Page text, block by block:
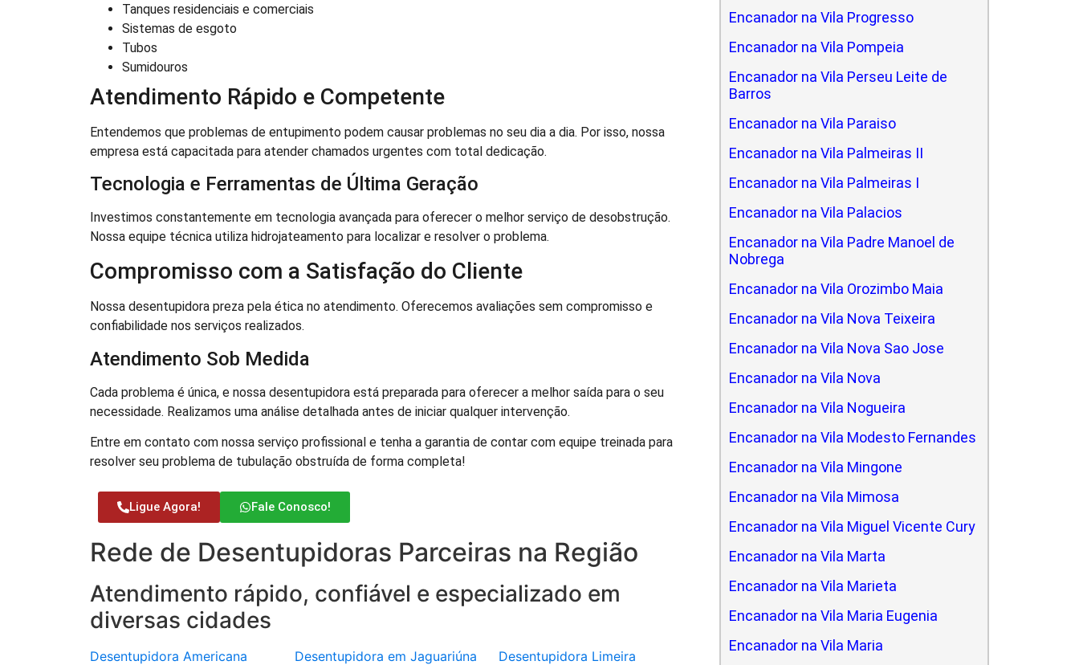
Tanques residenciais e comerciais
Sistemas de esgoto
Tubos
Sumidouros
Atendimento Rápido e Competente
Entendemos que problemas de entupimento podem causar problemas no seu dia a dia. Por isso, nossa
empresa está capacitada para atender chamados urgentes com total dedicação.
Tecnologia e Ferramentas de Última Geração
Investimos constantemente em tecnologia avançada para oferecer o melhor serviço de desobstrução.
Nossa equipe técnica utiliza hidrojateamento para localizar e resolver o problema.
Compromisso com a Satisfação do Cliente
Nossa desentupidora preza pela ética no atendimento. Oferecemos avaliações sem compromisso e
confiabilidade nos serviços realizados.
Atendimento Sob Medida
Cada problema é única, e nossa desentupidora está preparada para oferecer a melhor saída para o seu
necessidade. Realizamos uma análise detalhada antes de iniciar qualquer intervenção.
Entre em contato com nossa serviço profissional e tenha a garantia de contar com equipe treinada para
resolver seu problema de tubulação obstruída de forma completa!
Ligue Agora! Fale Conosco!
Rede de Desentupidoras Parceiras na Região
Atendimento rápido, confiável e especializado em
diversas cidades
Desentupidora Americana
Desentupidora em Jaguariúna
Desentupidora Limeira
Encanador na Vila Progresso
Encanador na Vila Pompeia
Encanador na Vila Perseu Leite de
Barros
Encanador na Vila Paraiso
Encanador na Vila Palmeiras II
Encanador na Vila Palmeiras I
Encanador na Vila Palacios
Encanador na Vila Padre Manoel de
Nobrega
Encanador na Vila Orozimbo Maia
Encanador na Vila Nova Teixeira
Encanador na Vila Nova Sao Jose
Encanador na Vila Nova
Encanador na Vila Nogueira
Encanador na Vila Modesto Fernandes
Encanador na Vila Mingone
Encanador na Vila Mimosa
Encanador na Vila Miguel Vicente Cury
Encanador na Vila Marta
Encanador na Vila Marieta
Encanador na Vila Maria Eugenia
Encanador na Vila Maria